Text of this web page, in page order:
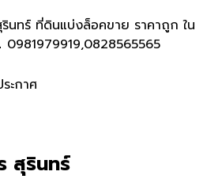
นทร์ ที่ดินแบ่งล็อคขาย ราคาถูก ใน
0981979919,0828565565
ระกาศ
สุรินทร์